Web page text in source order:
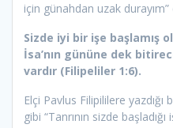
için günahdan uzak
Sizde iyi bir işe başlamış
İsa’nın gününe dek
vardır (Filipeliler 1:6).
Elçi Pavlus Filipililere
gibi “Tanrının sizde